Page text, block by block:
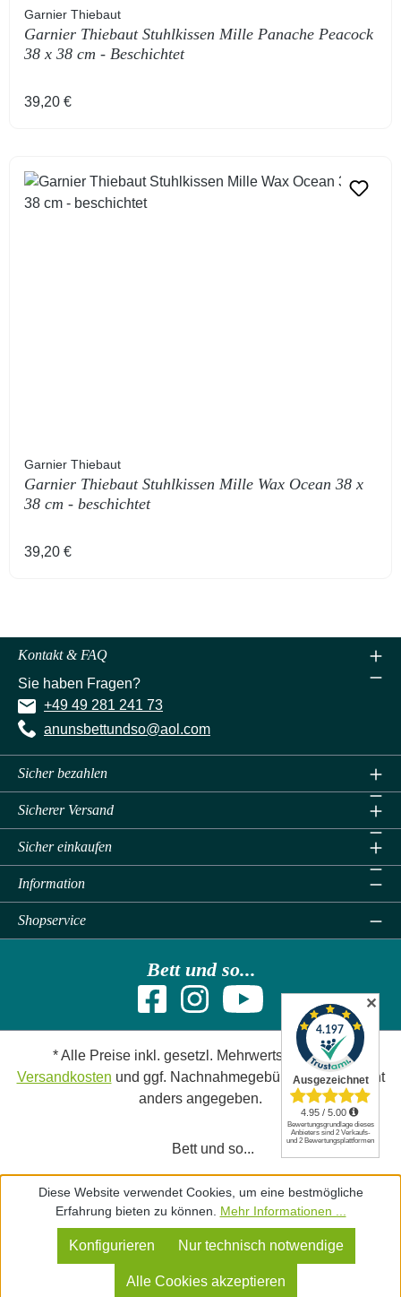
Garnier Thiebaut
Garnier Thiebaut Stuhlkissen Mille Panache Peacock
38 x 38 cm - Beschichtet
Regulärer Preis:
39,20 €
Garnier Thiebaut
Garnier Thiebaut Stuhlkissen Mille Wax Ocean 38 x
38 cm - beschichtet
Regulärer Preis:
39,20 €
Kontakt & FAQ
Sie haben Fragen?
+49 49 281 241 73
anunsbettundso@aol.com
Sicher bezahlen
Sicherer Versand
Sicher einkaufen
Bett und so...
Information
Shopservice
* Alle Preise inkl. gesetzl. Mehrwertsteuer zzgl.
Versandkosten und ggf. Nachnahmegebühren, wenn nicht
anders angegeben.
Bett und so...
Diese Website verwendet Cookies, um eine bestmögliche
Erfahrung bieten zu können. Mehr Informationen ...
Nur technisch notwendige
Konfigurieren
Alle Cookies akzeptieren
✕